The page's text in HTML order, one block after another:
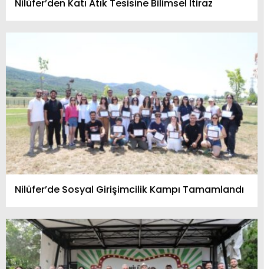
Nilüfer’den Katı Atık Tesisine Bilimsel İtiraz
Nilüfer’de Sosyal Girişimcilik Kampı Tamamlandı